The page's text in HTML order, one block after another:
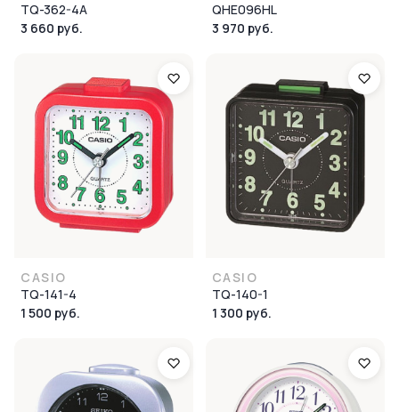
TQ-362-4A
3 660 руб.
QHE096HL
3 970 руб.
CASIO
TQ-141-4
1 500 руб.
CASIO
TQ-140-1
1 300 руб.